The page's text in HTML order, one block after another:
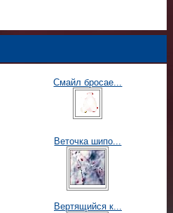
Смайл бросае...
Веточка шипо...
Вертящийся к...